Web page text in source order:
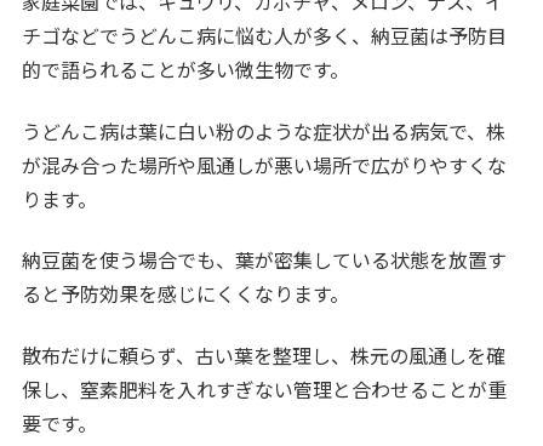
チゴなどでうどんこ病に悩む人が多く、納豆菌は予防目
的で語られることが多い微生物です。
うどんこ病は葉に白い粉のような症状が出る病気で、株
が混み合った場所や風通しが悪い場所で広がりやすくな
ります。
納豆菌を使う場合でも、葉が密集している状態を放置す
ると予防効果を感じにくくなります。
散布だけに頼らず、古い葉を整理し、株元の風通しを確
保し、窒素肥料を入れすぎない管理と合わせることが重
要です。